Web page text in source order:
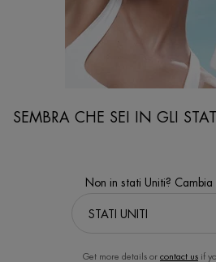
[ Proteggiamo i nostri
SEMBRA CHE SEI IN GLI
Non in stati Uniti? Cambia
Get more details or contact us if